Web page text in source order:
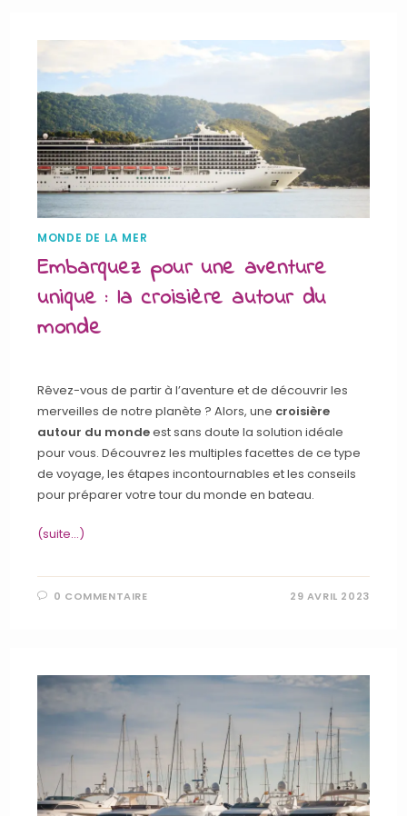
MONDE DE LA MER
Embarquez pour une aventure
unique : la croisière autour du
monde
Rêvez-vous de partir à l’aventure et de découvrir les
merveilles de notre planète ? Alors, une croisière
autour du mondeest sans doute la solution idéale
pour vous. Découvrez les multiples facettes de ce type
de voyage, les étapes incontournables et les conseils
pour préparer votre tour du monde en bateau.
(suite…)
0 COMMENTAIRE 29 AVRIL 2023